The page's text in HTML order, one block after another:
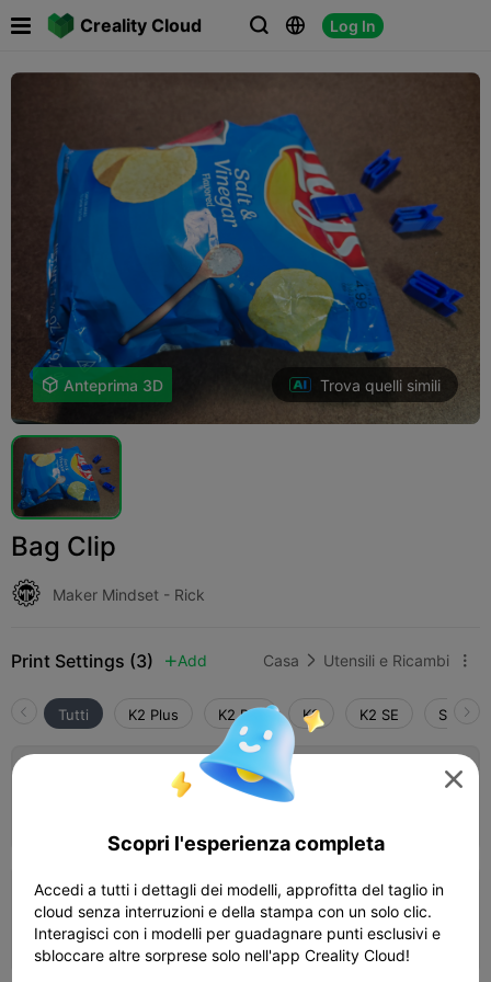
Creality Cloud   Log In
 
 Anteprima 3D Trova quelli simili
Bag Clip
Maker Mindset - Rick
Print Settings (3)  Add Casa  Utensili e Ricambi 
Tutti K2 Plus K2 Pro K2 K2 SE
0.2mm layer, 2 walls, 15% infill
0.12mm layer, 2 walls, 15% infill
 34m 23s  1 plates  4.42g

Scopri l'esperienza completa
Accedi a tutti i dettagli dei modelli, approfitta del taglio in
cloud senza interruzioni e della stampa con un solo clic.
Interagisci con i modelli per guadagnare punti esclusivi e
sbloccare altre sorprese solo nell'app Creality Cloud!